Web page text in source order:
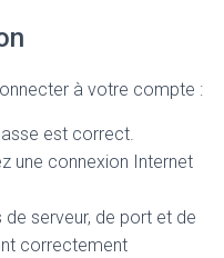
à votre compte :
est correct.
une connexion Internet
serveur, de port et de
correctement